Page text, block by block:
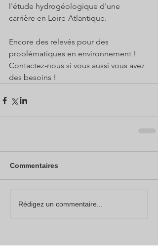
l'étude hydrogéologique d'une
carrière en Loire-Atlantique.
Encore des relevés pour des
problématiques en environnement !
Contactez-nous si vous aussi vous avez
des besoins !
Commentaires
Rédigez un commentaire...